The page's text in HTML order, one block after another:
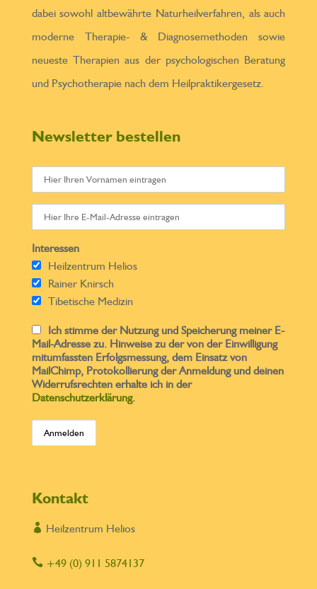
dabei sowohl altbewährte Naturheilverfahren, als auch
moderne Therapie- & Diagnosemethoden sowie
neueste Therapien aus der psychologischen Beratung
und Psychotherapie nach dem Heilpraktikergesetz.
Newsletter bestellen
Interessen
Heilzentrum Helios
Rainer Knirsch
Tibetische Medizin
Ich stimme der Nutzung und Speicherung meiner E-
Mail-Adresse zu. Hinweise zu der von der Einwilligung
mitumfassten Erfolgsmessung, dem Einsatz von
MailChimp, Protokollierung der Anmeldung und deinen
Widerrufsrechten erhalte ich in der
Datenschutzerklärung.
Kontakt
 Heilzentrum Helios
+49 (0) 911 5874137